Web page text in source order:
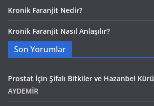
Kronik Faranjit Nedir?
Kronik Faranjit Nasıl Anlaşılır?
Son Yorumlar
Prostat İçin Şifalı Bitkiler ve Hazanbel Kürü
AYDEMİR